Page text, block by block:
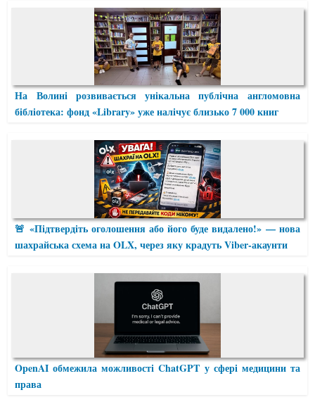
На Волині розвивається унікальна публічна англомовна
бібліотека: фонд «Library» уже налічує близько 7 000 книг
🚨 «Підтвердіть оголошення або його буде видалено!» — нова
шахрайська схема на OLX, через яку крадуть Viber-акаунти
OpenAI обмежила можливості ChatGPT у сфері медицини та
права